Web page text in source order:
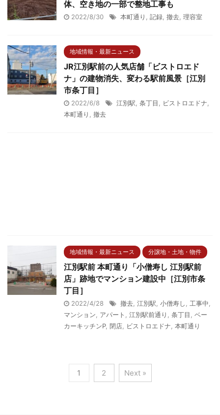
体、空き地の一部で整地工事も
2022/8/30 本町通り , 記録, 撤去, 理容室
地域情報・最新ニュース
JR江別駅前の人気店舗「ビストロエド
ナ」の建物消失、変わる駅前風景［江別
市条丁目］
2022/6/8 江別駅, 条丁目, ビストロエドナ,
本町通り , 撤去
地域情報・最新ニュース 分譲地・土地・物件
江別駅前 本町通り「小僧寿し 江別駅前
店」跡地でマンション建設中［江別市条
丁目］
2022/4/28 撤去, 江別駅, 小僧寿し, 工事中,
マンション, アパート , 江別駅前通り , 条丁目, ベー
カーキッチンP, 閉店, ビストロエドナ, 本町通り
1 2 Next »